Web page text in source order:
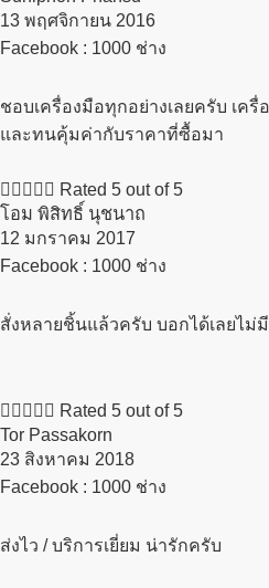
13 พฤศจิกายน 2016​
Facebook : 1000 ช่าง
ชอบเครื่องมือทุกอย่างเลยครับ เครื่
และทนคุ้มค่ากับราคาที่ซื้อมา
     Rated 5 out of 5
โอม พิสิทธิ์ นุชนาถ
12 มกราคม 2017​
Facebook : 1000 ช่าง
สั่งหลายชิ้นแล้วครับ บอกได้เลยไม่
     Rated 5 out of 5
Tor Passakorn
23 สิงหาคม 2018​
Facebook : 1000 ช่าง
ส่งไว / บริการเยี่ยม น่ารักครับ